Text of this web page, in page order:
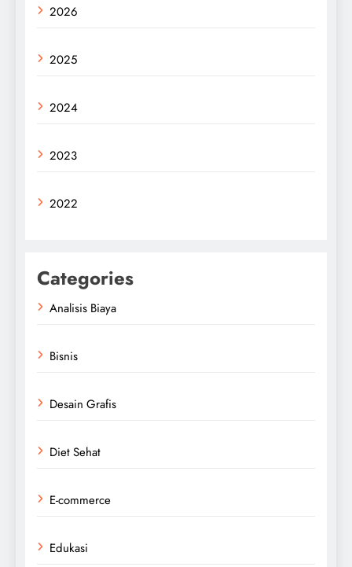
2026
2025
2024
2023
2022
Categories
Analisis Biaya
Bisnis
Desain Grafis
Diet Sehat
E-commerce
Edukasi